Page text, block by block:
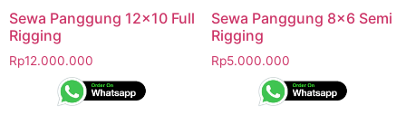
Sewa Panggung 12×10 Full
Rigging
Rp12.000.000
Sewa Panggung 8×6 Semi
Rigging
Rp5.000.000